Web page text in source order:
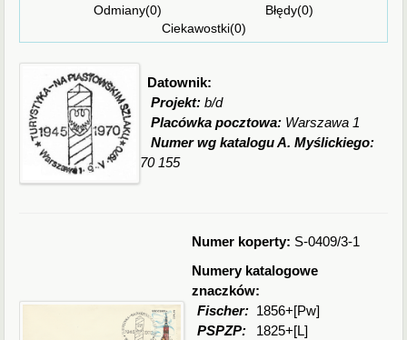
Odmiany(0) Błędy(0)
Ciekawostki(0)
Datownik:
Projekt:b/d
Placówka pocztowa: Warszawa 1
Numer wg katalogu A. Myślickiego:
70 155
Numer koperty: S-0409/3-1
Numery katalogowe
znaczków:
Fischer: 1856+[Pw]
PSPZP:
1825+[L]